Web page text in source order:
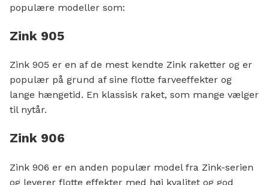
populære modeller som:
Zink 905
Zink 905 er en af de mest kendte Zink raketter og er
populær på grund af sine flotte farveeffekter og
lange hængetid. En klassisk raket, som mange vælger
til nytår.
Zink 906
Zink 906 er en anden populær model fra Zink-serien
og leverer flotte effekter med høj kvalitet og god